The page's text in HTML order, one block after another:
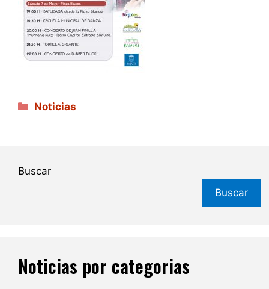
Categorías
Noticias
Buscar
Buscar
Noticias por categorias